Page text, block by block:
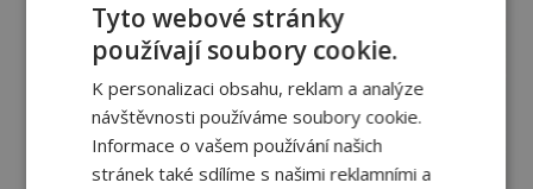
Tyto webové stránky
používají soubory cookie.
K personalizaci obsahu, reklam a analýze
návštěvnosti používáme soubory cookie.
Informace o vašem používání našich
stránek také sdílíme s našimi reklamními a